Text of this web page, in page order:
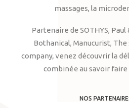
massages, la
Partenaire de SOTHYS,
Bothanical, Manucurist,
company, venez découvrir la
combinée au savoir
NOS